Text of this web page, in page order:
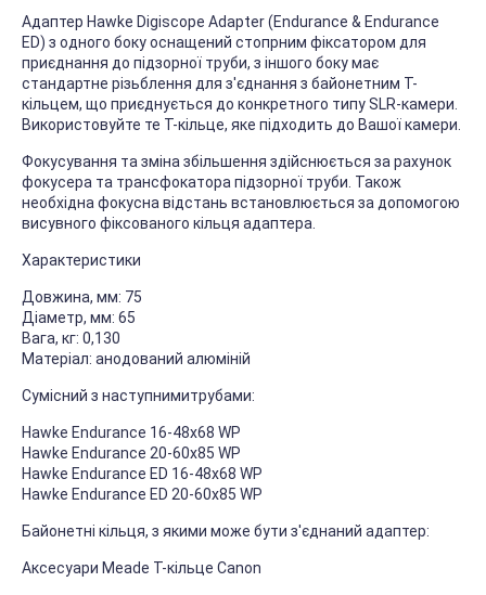
Адаптер Hawke Digiscope Adapter (Endurance & Endurance
ED) з одного боку оснащений стопрним фіксатором для
приєднання до підзорної труби, з іншого боку має
стандартне різьблення для з'єднання з байонетним T-
кільцем, що приєднується до конкретного типу SLR-камери.
Використовуйте те T-кільце, яке підходить до Вашої камери.
Фокусування та зміна збільшення здійснюється за рахунок
фокусера та трансфокатора підзорної труби. Також
необхідна фокусна відстань встановлюється за допомогою
висувного фіксованого кільця адаптера.
Характеристики
Довжина, мм: 75
Діаметр, мм: 65
Вага, кг: 0,130
Матеріал: анодований алюміній
Сумісний з наступнимитрубами:
Hawke Endurance 16-48x68 WP
Hawke Endurance 20-60x85 WP
Hawke Endurance ED 16-48x68 WP
Hawke Endurance ED 20-60x85 WP
Байонетні кільця, з якими може бути з'єднаний адаптер:
Аксесуари Meade T-кільце Canon